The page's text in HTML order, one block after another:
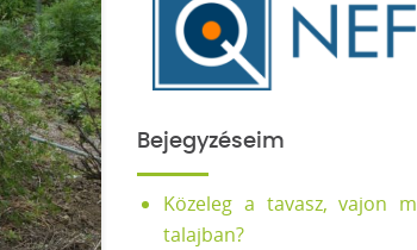
Bejegyzéseim
Közeleg a tavasz, vajon
talajban?